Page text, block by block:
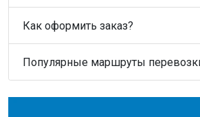
Как оформить заказ?
Популярные маршруты